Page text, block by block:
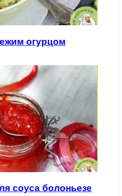
огурцом
соуса болоньезе